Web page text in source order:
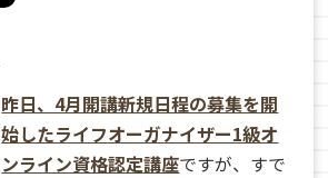
昨日、4月開講新規日程の募集を開
始したライフオーガナイザー1級オ
ンライン資格認定講座ですが、すで